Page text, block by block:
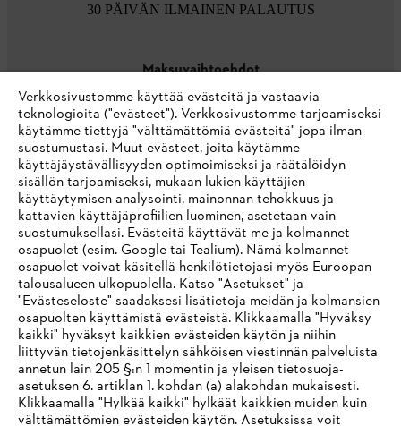
30 PÄIVÄN ILMAINEN PALAUTUS
Maksuvaihtoehdot
Yritys
STIHL FAQ
Palvelut
IHR BROWSER WIRD NICHT
UNTERSTÜTZT
Verkkosivustomme käyttää evästeitä ja vastaavia
teknologioita ("evästeet"). Verkkosivustomme tarjoamiseksi
käytämme tiettyjä "välttämättömiä evästeitä" jopa ilman
suostumustasi. Muut evästeet, joita käytämme
käyttäjäystävällisyyden optimoimiseksi ja räätälöidyn
sisällön tarjoamiseksi, mukaan lukien käyttäjien
käyttäytymisen analysointi, mainonnan tehokkuus ja
kattavien käyttäjäprofiilien luominen, asetetaan vain
suostumuksellasi. Evästeitä käyttävät me ja kolmannet
osapuolet (esim. Google tai Tealium). Nämä kolmannet
osapuolet voivat käsitellä henkilötietojasi myös Euroopan
talousalueen ulkopuolella. Katso "Asetukset" ja
"Evästeseloste" saadaksesi lisätietoja meidän ja kolmansien
osapuolten käyttämistä evästeistä. Klikkaamalla "Hyväksy
kaikki" hyväksyt kaikkien evästeiden käytön ja niihin
liittyvän tietojenkäsittelyn sähköisen viestinnän palveluista
annetun lain 205 §:n 1 momentin ja yleisen tietosuoja-
asetuksen 6. artiklan 1. kohdan (a) alakohdan mukaisesti.
Klikkaamalla "Hylkää kaikki" hylkäät kaikkien muiden kuin
välttämättömien evästeiden käytön. Asetuksissa voit